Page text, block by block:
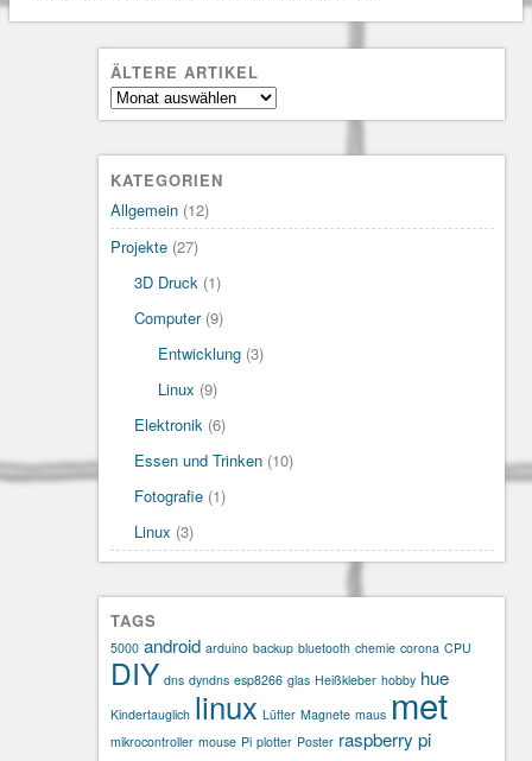
ÄLTERE ARTIKEL
Ältere
Artikel
KATEGORIEN
Allgemein(12)
Projekte(27)
3D Druck (1)
Computer(9)
Entwicklung(3)
Linux (9)
Elektronik (6)
Essen und Trinken(10)
Fotografie(1)
Linux (3)
TAGS
5000 android arduino backup bluetooth chemie corona CPU
DIY dns dyndns esp8266 glas Heißkleber hobby hue
Kindertauglich linux Lüfter Magnete maus met
mikrocontroller mouse Pi plotter Poster raspberry pi